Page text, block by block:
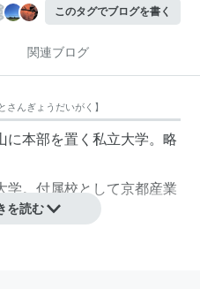
このタグでブログを書く
関連ブログ
さんぎょうだいがく 】
に本部を置く私立大学。略
学。付属校として京都産業
ある。
を読む